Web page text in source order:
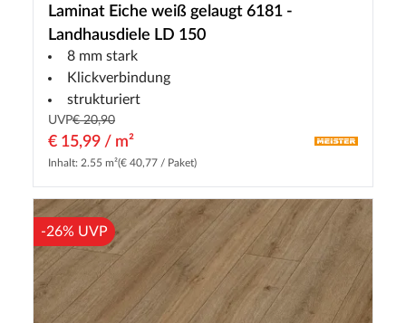
Laminat Eiche weiß gelaugt 6181 -
Landhausdiele LD 150
8 mm stark
Klickverbindung
strukturiert
UVP€ 20,90
€ 15,99 / m²
Inhalt: 2.55 m²(€ 40,77 / Paket)
-26% UVP